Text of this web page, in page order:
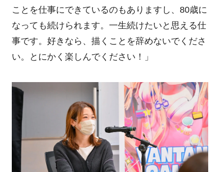
ことを仕事にできているのもありますし、80歳に
なっても続けられます。一生続けたいと思える仕
事です。好きなら、描くことを辞めないでくださ
い。とにかく楽しんでください！」